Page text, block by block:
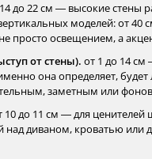
до 22 см — высокие стены
моделей: от 40
просто освещением, а
от стены). от 1 до 14 см
она определяет,
заметным или
10 до 11 см — для ценителей
над диваном, кроватью или